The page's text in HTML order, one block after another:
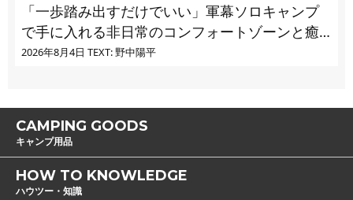
「一歩踏み出すだけでいい」軍幕ソロキャンプ
で手に入れる非日常のコンフォートゾーンと癒
し
2026年8月4日 TEXT: 野中陽平
CAMPING GOODS
キャンプ用品
HOW TO KNOWLEDGE
ハウツー・知識